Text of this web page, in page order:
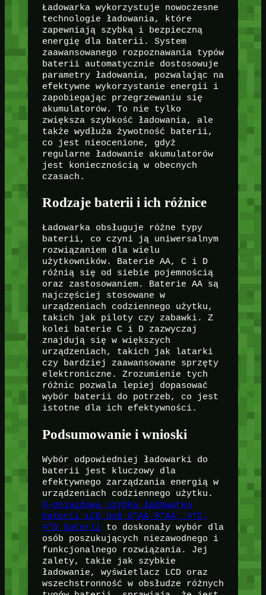
Ładowarka wykorzystuje nowoczesne
technologie ładowania, które
zapewniają szybką i bezpieczną
energię dla baterii. System
zaawansowanego rozpoznawania typów
baterii automatycznie dostosowuje
parametry ładowania, pozwalając na
efektywne wykorzystanie energii i
zapobiegając przegrzewaniu się
akumulatorów. To nie tylko
zwiększa szybkość ładowania, ale
także wydłuża żywotność baterii,
co jest nieocenione, gdyż
regularne ładowanie akumulatorów
jest koniecznością w obecnych
czasach.
Rodzaje baterii i ich różnice
Ładowarka obsługuje różne typy
baterii, co czyni ją uniwersalnym
rozwiązaniem dla wielu
użytkowników. Baterie AA, C i D
różnią się od siebie pojemnością
oraz zastosowaniem. Baterie AA są
najczęściej stosowane w
urządzeniach codziennego użytku,
takich jak piloty czy zabawki. Z
kolei baterie C i D zazwyczaj
znajdują się w większych
urządzeniach, takich jak latarki
czy bardziej zaawansowane sprzęty
elektroniczne. Zrozumienie tych
różnic pozwala lepiej dopasować
wybór baterii do potrzeb, co jest
istotne dla ich efektywności.
Podsumowanie i wnioski
Wybór odpowiedniej ładowarki do
baterii jest kluczowy dla
efektywnego zarządzania energią w
urządzeniach codziennego użytku.
8-gniazdowa szybka ładowarka
baterii LCD Usb 8*AA 8*AA, 4*C,
4*D bateriito doskonały wybór dla
osób poszukujących niezawodnego i
funkcjonalnego rozwiązania. Jej
zalety, takie jak szybkie
ładowanie, wyświetlacz LCD oraz
wszechstronność w obsłudze różnych